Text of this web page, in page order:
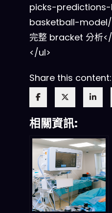
picks-
basketball-model/
完整 bracket 分析
</ul>
Share this content:
相關資訊: